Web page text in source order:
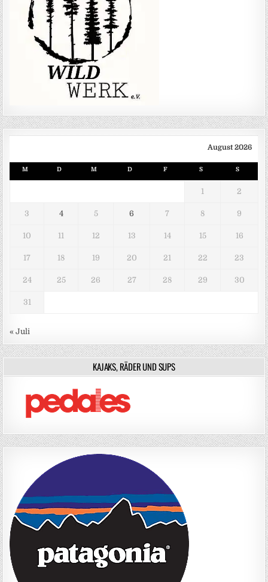
August 2026
M D M D F S S
1 2
3 4 5 6 7 8 9
10 11 12 13 14 15 16
17 18 19 20 21 22 23
24 25 26 27 28 29 30
31
« Juli
KAJAKS, RÄDER UND SUPS